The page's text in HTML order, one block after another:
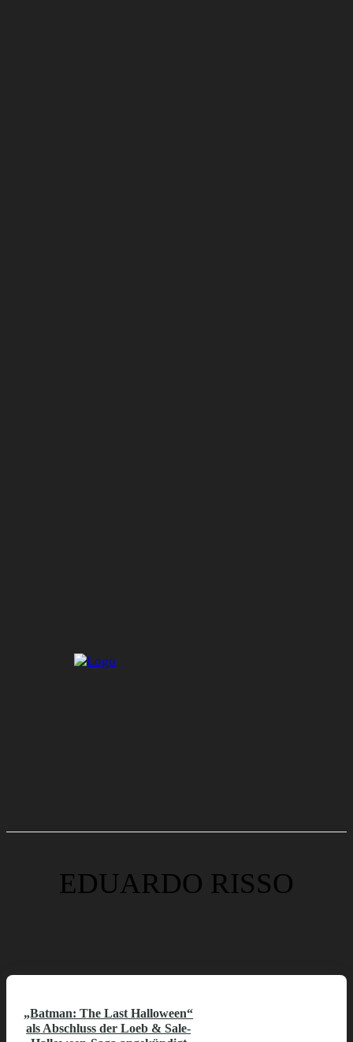
EDUARDO RISSO
„Batman: The Last Halloween“
als Abschluss der Loeb & Sale-